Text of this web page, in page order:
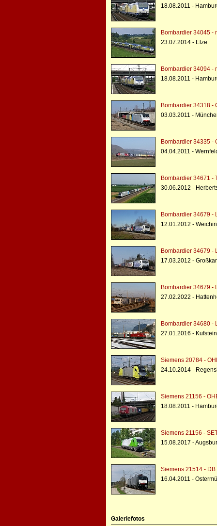
18.08.2011 -
Bombardier 34045 -
23.07.2014 - Elze
Bombardier 34094 -
18.08.2011 -
Bombardier 34318 -
03.03.2011 -
Bombardier 34335 -
04.04.2011 -
Bombardier 34671 -
30.06.2012 -
Bombardier 34679 -
12.01.2012 -
Bombardier 34679 -
17.03.2012 -
Bombardier 34679 -
27.02.2022 -
Bombardier 34680 -
27.01.2016 - Kufstein
Siemens 20784 -
24.10.2014 -
Siemens 21156 -
18.08.2011 -
Siemens 21156 -
15.08.2017 -
Siemens 21514 -
16.04.2011 -
Galeriefotos